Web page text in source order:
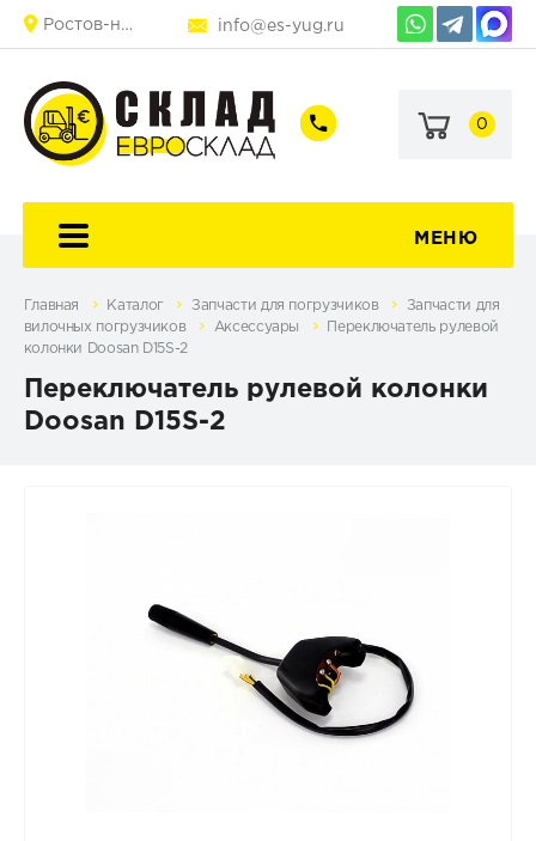
Ростов-на-Дону info@es-yug.ru
+7
60-
+7
69-
+7
25-
0
МЕНЮ
Главная Каталог Запчасти для погрузчиков
Запчасти для
вилочных погрузчиков
Аксессуары
Переключатель рулевой
колонки Doosan D15S-2
Переключатель рулевой колонки
Doosan D15S-2